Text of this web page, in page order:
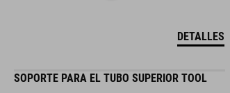
DETALLES
SOPORTE PARA EL TUBO SUPERIOR TOOL